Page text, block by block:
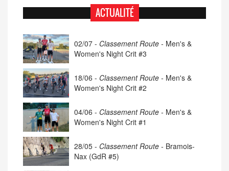
ACTUALITÉ
02/07 - Classement Route - Men's &
Women's Night Crit #3
18/06 - Classement Route - Men's &
Women's Night Crit #2
04/06 - Classement Route - Men's &
Women's Night Crit #1
28/05 - Classement Route - Bramois-
Nax (GdR #5)